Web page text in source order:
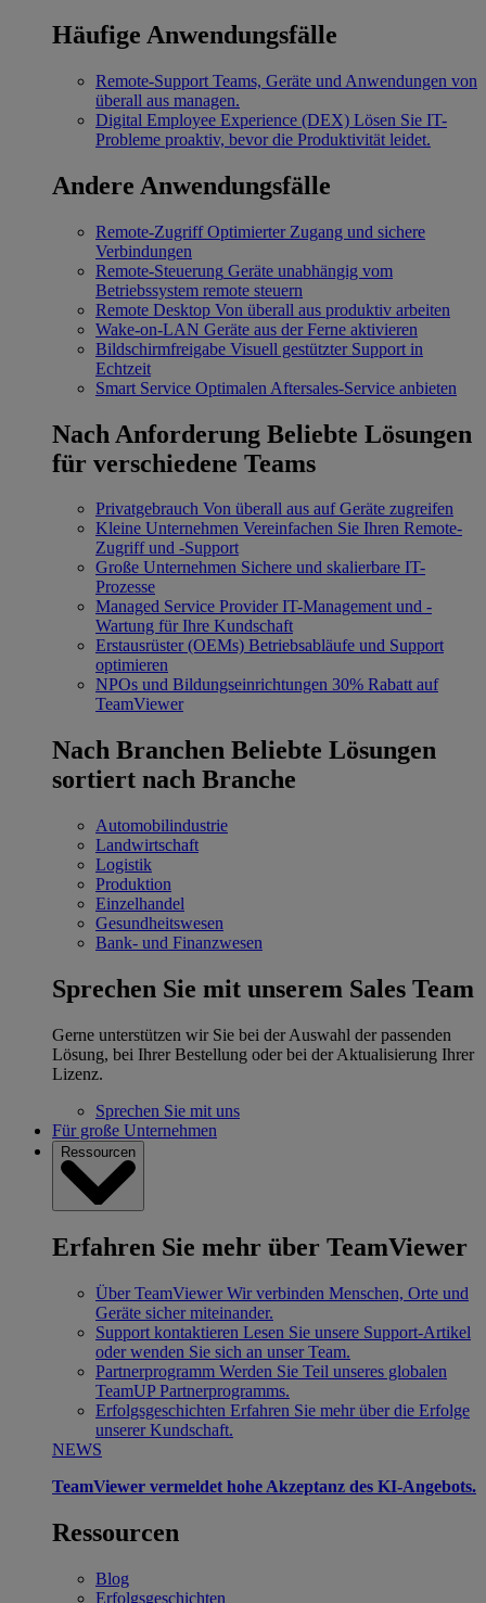
Häufige Anwendungsfälle
Remote-Support Teams, Geräte und Anwendungen von
überall aus managen.
Digital Employee Experience (DEX) Lösen Sie IT-
Probleme proaktiv, bevor die Produktivität leidet.
Andere Anwendungsfälle
Remote-Zugriff Optimierter Zugang und sichere
Verbindungen
Remote-Steuerung Geräte unabhängig vom
Betriebssystem remote steuern
Remote Desktop Von überall aus produktiv arbeiten
Wake-on-LAN Geräte aus der Ferne aktivieren
Bildschirmfreigabe Visuell gestützter Support in
Echtzeit
Smart Service Optimalen Aftersales-Service anbieten
Nach Anforderung Beliebte Lösungen
für verschiedene Teams
Privatgebrauch Von überall aus auf Geräte zugreifen
Kleine Unternehmen Vereinfachen Sie Ihren Remote-
Zugriff und -Support
Große Unternehmen Sichere und skalierbare IT-
Prozesse
Managed Service Provider IT-Management und -
Wartung für Ihre Kundschaft
Erstausrüster (OEMs) Betriebsabläufe und Support
optimieren
NPOs und Bildungseinrichtungen 30% Rabatt auf
TeamViewer
Nach Branchen Beliebte Lösungen
sortiert nach Branche
Automobilindustrie
Landwirtschaft
Logistik
Produktion
Einzelhandel
Gesundheitswesen
Bank- und Finanzwesen
Sprechen Sie mit unserem Sales Team
Gerne unterstützen wir Sie bei der Auswahl der passenden
Lösung, bei Ihrer Bestellung oder bei der Aktualisierung Ihrer
Lizenz.
Sprechen Sie mit uns
Für große Unternehmen
Ressourcen
Erfahren Sie mehr über TeamViewer
Über TeamViewer Wir verbinden Menschen, Orte und
Geräte sicher miteinander.
Support kontaktieren Lesen Sie unsere Support-Artikel
oder wenden Sie sich an unser Team.
Partnerprogramm Werden Sie Teil unseres globalen
TeamUP Partnerprogramms.
Erfolgsgeschichten Erfahren Sie mehr über die Erfolge
unserer Kundschaft.
NEWS
TeamViewer vermeldet hohe Akzeptanz des KI-Angebots.
Ressourcen
Blog
Erfolgsgeschichten